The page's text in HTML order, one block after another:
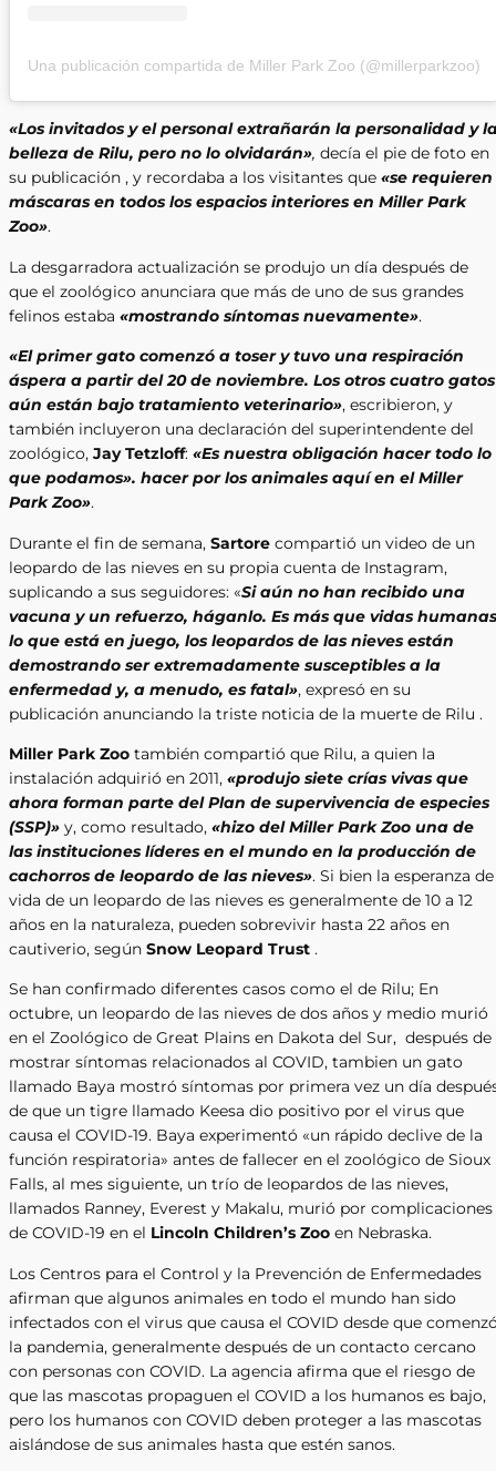
Una publicación compartida de Miller Park Zoo (@millerparkzoo)
«Los invitados y el personal extrañarán la personalidad y
belleza de Rilu, pero no lo olvidarán», decía el pie de foto en
su publicación , y recordaba a los visitantes que «se requieren
máscaras en todos los espacios interiores en Miller Park
Zoo».
La desgarradora actualización se produjo un día después de
que el zoológico anunciara que más de uno de sus grandes
felinos estaba «mostrando síntomas nuevamente».
«El primer gato comenzó a toser y tuvo una respiración
áspera a partir del 20 de noviembre. Los otros cuatro gatos
aún están bajo tratamiento veterinario», escribieron, y
también incluyeron una declaración del superintendente del
zoológico, Jay Tetzloff: «Es nuestra obligación hacer todo lo
que podamos». hacer por los animales aquí en el Miller
Park Zoo».
Durante el fin de semana, Sartore compartió un video de un
leopardo de las nieves en su propia cuenta de Instagram,
suplicando a sus seguidores: «Si aún no han recibido una
vacuna y un refuerzo, háganlo. Es más que vidas humanas
lo que está en juego, los leopardos de las nieves están
demostrando ser extremadamente susceptibles a la
enfermedad y, a menudo, es fatal», expresó en su
publicación anunciando la triste noticia de la muerte de Rilu .
Miller Park Zoo también compartió que Rilu, a quien la
instalación adquirió en 2011, «produjo siete crías vivas que
ahora forman parte del Plan de supervivencia de especies
(SSP)» y, como resultado, «hizo del Miller Park Zoo una de
las instituciones líderes en el mundo en la producción de
cachorros de leopardo de las nieves». Si bien la esperanza de
vida de un leopardo de las nieves es generalmente de 10 a 12
años en la naturaleza, pueden sobrevivir hasta 22 años en
cautiverio, según Snow Leopard Trust .
Se han confirmado diferentes casos como el de Rilu; En
octubre, un leopardo de las nieves de dos años y medio murió
en el Zoológico de Great Plains en Dakota del Sur, después de
mostrar síntomas relacionados al COVID, tambien un gato
llamado Baya mostró síntomas por primera vez un día
de que un tigre llamado Keesa dio positivo por el virus que
causa el COVID-19. Baya experimentó «un rápido declive de la
función respiratoria» antes de fallecer en el zoológico de Sioux
Falls, al mes siguiente, un trío de leopardos de las nieves,
llamados Ranney, Everest y Makalu, murió por complicaciones
de COVID-19 en el Lincoln Children’s Zoo en Nebraska.
Los Centros para el Control y la Prevención de Enfermedades
afirman que algunos animales en todo el mundo han sido
infectados con el virus que causa el COVID desde que
la pandemia, generalmente después de un contacto cercano
con personas con COVID. La agencia afirma que el riesgo de
que las mascotas propaguen el COVID a los humanos es bajo,
pero los humanos con COVID deben proteger a las mascotas
aislándose de sus animales hasta que estén sanos.